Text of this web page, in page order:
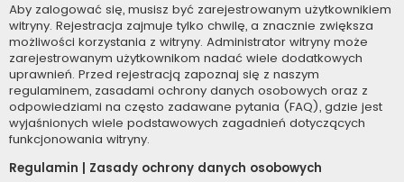
Aby zalogować się, musisz być zarejestrowanym użytkownikiem
witryny. Rejestracja zajmuje tylko chwilę, a znacznie zwiększa
możliwości korzystania z witryny. Administrator witryny może
zarejestrowanym użytkownikom nadać wiele dodatkowych
uprawnień. Przed rejestracją zapoznaj się z naszym
regulaminem, zasadami ochrony danych osobowych oraz z
odpowiedziami na często zadawane pytania (FAQ), gdzie jest
wyjaśnionych wiele podstawowych zagadnień dotyczących
funkcjonowania witryny.
Regulamin | Zasady ochrony danych osobowych